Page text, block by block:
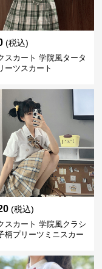
(税込)
スカート 学院風タータ
ーツスカート
(税込)
スカート 学院風クラシ
柄プリーツミニスカー